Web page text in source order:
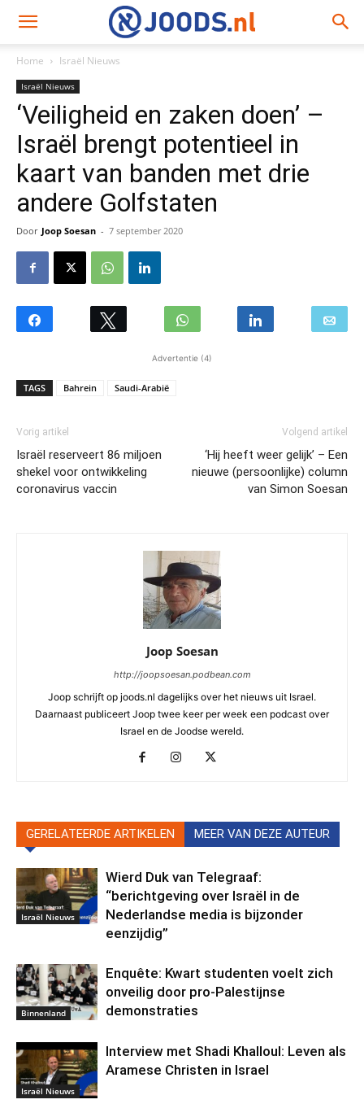
Home Israël Nieuws
Israël Nieuws
‘Veiligheid en zaken doen’ –
Israël brengt potentieel in
kaart van banden met drie
andere Golfstaten
Door Joop Soesan - 7 september 2020
Advertentie (4)
TAGS Bahrein Saudi-Arabië
Vorig artikel
Israël reserveert 86 miljoen
shekel voor ontwikkeling
coronavirus vaccin
Volgend artikel
‘Hij heeft weer gelijk’ – Een
nieuwe (persoonlijke) column
van Simon Soesan
Joop Soesan
http://joopsoesan.podbean.com
Joop schrijft op joods.nl dagelijks over het nieuws uit Israel.
Daarnaast publiceert Joop twee keer per week een podcast over
Israel en de Joodse wereld.
GERELATEERDE ARTIKELEN MEER VAN DEZE AUTEUR
Israël Nieuws
Wierd Duk van Telegraaf:
“berichtgeving over Israël in de
Nederlandse media is bijzonder
eenzijdig”
Binnenland
Enquête: Kwart studenten voelt zich
onveilig door pro-Palestijnse
demonstraties
Israël Nieuws
Interview met Shadi Khalloul: Leven als
Aramese Christen in Israel